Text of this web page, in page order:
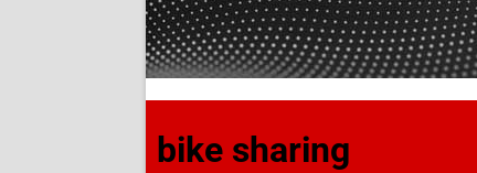
bike sharing